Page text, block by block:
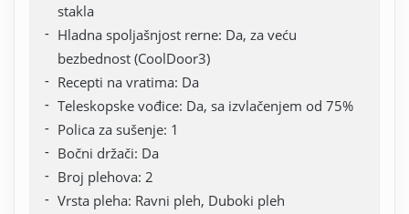
stakla
Hladna spoljašnjost rerne: Da, za veću
bezbednost (CoolDoor3)
Recepti na vratima: Da
Teleskopske vođice: Da, sa izvlačenjem od 75%
Polica za sušenje: 1
Bočni držači: Da
Broj plehova: 2
Vrsta pleha: Ravni pleh, Duboki pleh